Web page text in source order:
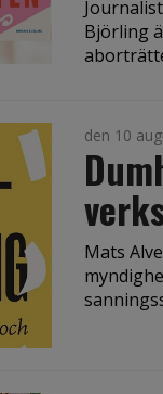
Björling
den 10
Mats